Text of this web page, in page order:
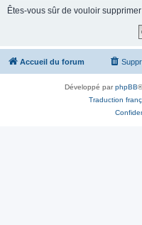
Êtes-vous sûr de vouloir
Accueil du forum
Développé parphpBB
Traduction